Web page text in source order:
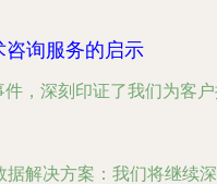
询服务的启示
，深刻印证了我们为客
据解决方案 ：我们将继续